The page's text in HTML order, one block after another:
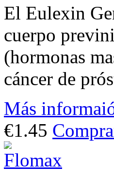
El Eulexin
cuerpo
(hormonas
cáncer de
Más
€1.45